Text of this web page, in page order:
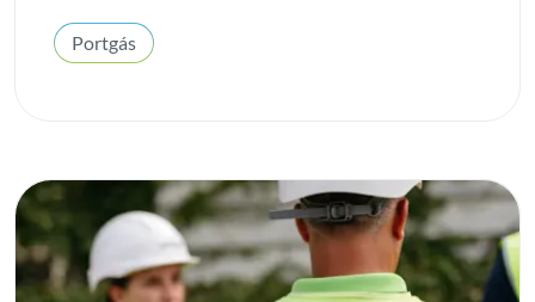
Prémio REN
Projetos
Proteção Ambiental
Publicações
Portgás